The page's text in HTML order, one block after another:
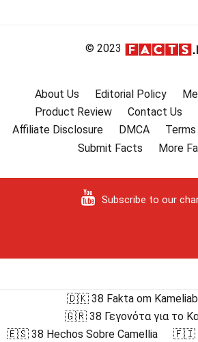
© 2023
About Us Editorial Policy
Product Review
Contact Us
Affiliate Disclosure
DMCA Terms
Submit Facts
More
Subscribe to our
🇩🇰 38 Fakta om
🇬🇷 38 Γεγονότα για το
🇪🇸 38 Hechos Sobre Camellia
🇫🇮